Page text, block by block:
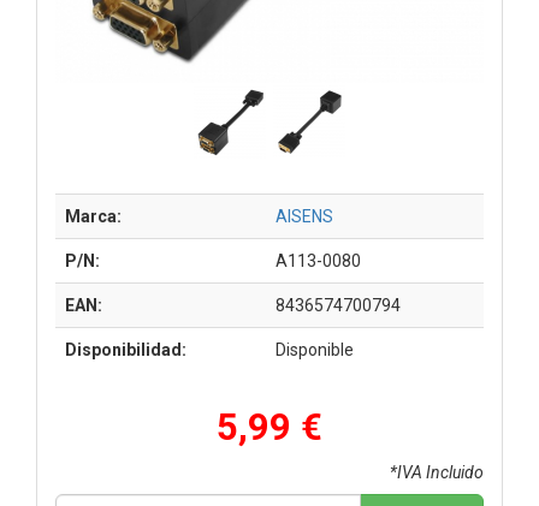
Marca: AISENS
P/N: A113-0080
EAN: 8436574700794
Disponibilidad: Disponible
5,99 €
*IVA Incluido